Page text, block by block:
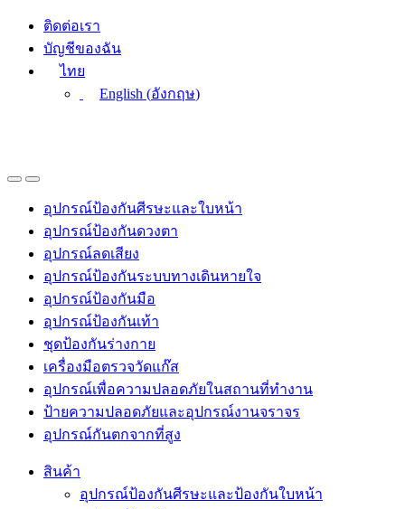
Skip
navigation
Skip
content
ติดต่อเรา
บัญชีของฉัน
ไทย
English (อังกฤษ)
อุปกรณ์ป้องกันศีรษะและใบหน้า
อุปกรณ์ป้องกันดวงตา
อุปกรณ์ลดเสียง
อุปกรณ์ป้องกันระบบทางเดินหายใจ
อุปกรณ์ป้องกันมือ
อุปกรณ์ป้องกันเท้า
ชุดป้องกันร่างกาย
เครื่องมือตรวจวัดแก๊ส
อุปกรณ์เพื่อความปลอดภัยในสถานที่ทำงาน
ป้ายความปลอดภัยและอุปกรณ์งานจราจร
อุปกรณ์กันตกจากที่สูง
สินค้า
อุปกรณ์ป้องกันศีรษะและป้องกันใบหน้า